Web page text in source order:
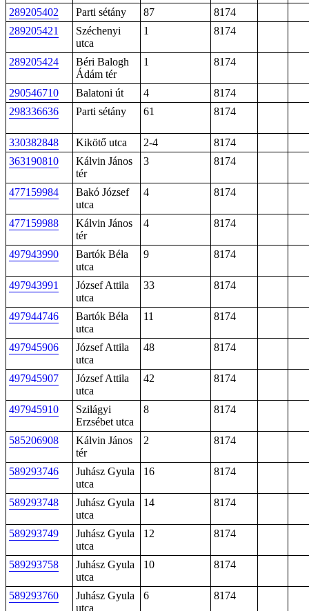
289205402 Parti sétány 87
8174
289205421
Széchenyi
utca
1 8174
289205424
Béri Balogh
Ádám tér
1 8174
290546710 Balatoni út 4
8174
298336636
Parti sétány 61 8174
330382848 Kikötő utca 2-4
8174
363190810
Kálvin János
tér
3 8174
477159984
Bakó József
utca
4 8174
477159988
Kálvin János
tér
4 8174
497943990
Bartók Béla
utca
9 8174
497943991
József Attila
utca
33 8174
497944746
Bartók Béla
utca
11 8174
497945906
József Attila
utca
48 8174
497945907
József Attila
utca
42 8174
497945910
Szilágyi
Erzsébet utca
8 8174
585206908
Kálvin János
tér
2 8174
589293746
Juhász Gyula
utca
16 8174
589293748
Juhász Gyula
utca
14 8174
589293749
Juhász Gyula
utca
12 8174
589293758
Juhász Gyula
utca
10 8174
589293760
Juhász Gyula
utca
6 8174